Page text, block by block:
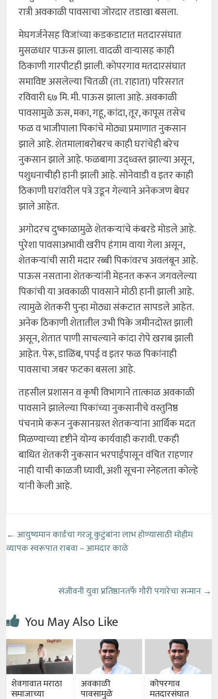
रात्री अवकाळी पावसाचा जोरदार तडाखा बसला.
मेघगर्जनेसह विजांच्या कडकडाटात मतदारसंघात
मुसळधार पाऊस झाला. वादळी वाऱ्यासह काही
ठिकाणी गारपीटही झाली. कोपरगाव मतदारसंघात
समाविष्ट असलेल्या चितळी (ता. राहाता) परिसरात
रविवारी ६७ मि. मी. पाऊस झाला आहे. अवकाळी
पावसामुळे ऊस, मका, गहू, कांदा, तूर, कापूस तसेच
फळ व भाजीपाला पिकांचे मोठ्या प्रमाणात नुकसान
झाले आहे. शेतमालाबरोबरच काही घरांचेही बरेच
नुकसान झाले आहे. फळबागा उद्ध्वस्त झाल्या असून,
पशुधनाचीही हानी झाली आहे. सोनेवाडी व इतर काही
ठिकाणी घरांवरील पत्रे उडून गेल्याने अनेकजण बेघर
झाले आहेत.
अगोदरच दुष्काळामुळे शेतकऱ्यांचे कंबरडे मोडले आहे.
पुरेशा पावसाअभावी खरीप हंगाम वाया गेला असून,
शेतकऱ्यांची सारी मदार रब्बी पिकांवरच अवलंबून आहे.
पाऊस नसताना शेतकऱ्यांनी मेहनत करून जगवलेल्या
पिकांची या अवकाळी पावसाने मोठी हानी झाली आहे.
त्यामुळे शेतकरी पुन्हा मोठ्या संकटात सापडले आहेत.
अनेक ठिकाणी शेतातील उभी पिके जमीनदोस्त झाली
असून, शेतात पाणी साचल्याने कांदा रोपे खराब झाली
आहेत. पेरू, डाळिंब, पपई व इतर फळ पिकांनाही
पावसाचा जबर फटका बसला आहे.
तहसील प्रशासन व कृषी विभागाने तात्काळ अवकाळी
पावसाने झालेल्या पिकांच्या नुकसानीचे वस्तुनिष्ठ
पंचनामे करून नुकसानग्रस्त शेतकऱ्यांना आर्थिक मदत
मिळण्याच्या दृष्टीने योग्य कार्यवाही करावी. एकही
बाधित शेतकरी नुकसान भरपाईपासून वंचित राहणार
नाही याची काळजी घ्यावी, अशी सूचना स्नेहलता कोल्हे
यांनी केली आहे.
← आयुष्यमान कार्डचा गरजू कुटुंबांना लाभ होण्यासाठी मोहीम
व्यापक स्वरूपात राबवा – आमदार काळे
संजीवनी युवा प्रतिष्ठानतर्फे गौरी पगारेचा सन्मान →
You May Also Like
शेवगावात मराठा
समाजाच्या
अवकाळी
पावसामुळे
कोपरगाव
मतदारसंघात